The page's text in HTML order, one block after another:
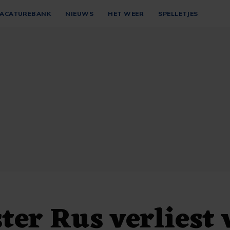
NIEUWS HET WEER SPELLETJES